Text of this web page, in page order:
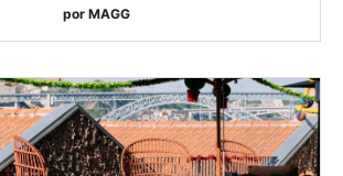
por MAGG